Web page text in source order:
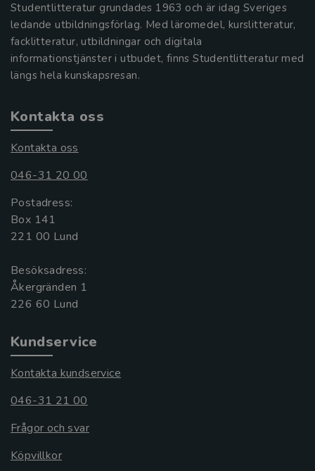
Studentlitteratur grundades 1963 och är idag Sveriges
ledande utbildningsförlag. Med läromedel, kurslitteratur,
facklitteratur, utbildningar och digitala
informationstjänster i utbudet, finns Studentlitteratur med
längs hela kunskapsresan.
Kontakta oss
Kontakta oss
046-31 20 00
Postadress:
Box 141
221 00 Lund
Besöksadress:
Åkergränden 1
Kundservice
Kontakta kundservice
046-31 21 00
Frågor och svar
Köpvillkor